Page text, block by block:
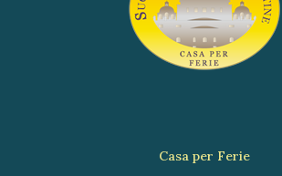
Casa per Ferie